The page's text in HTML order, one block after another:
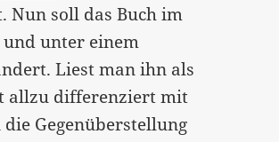
Nun soll das Buch im
unter einem
Liest man ihn als
allzu differenziert mit
Gegenüberstellung